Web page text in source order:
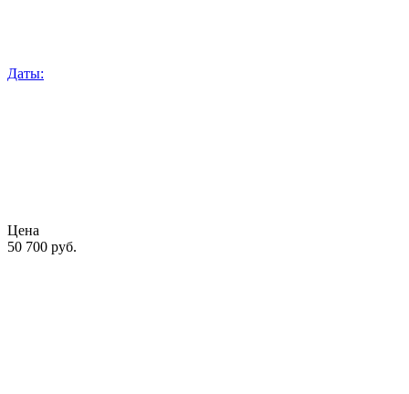
Даты:
Цена
50 700 руб.